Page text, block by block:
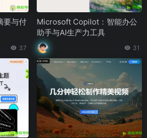
要与付
37
Microsoft Copilot：智能办公
助手与AI生产力工具
31